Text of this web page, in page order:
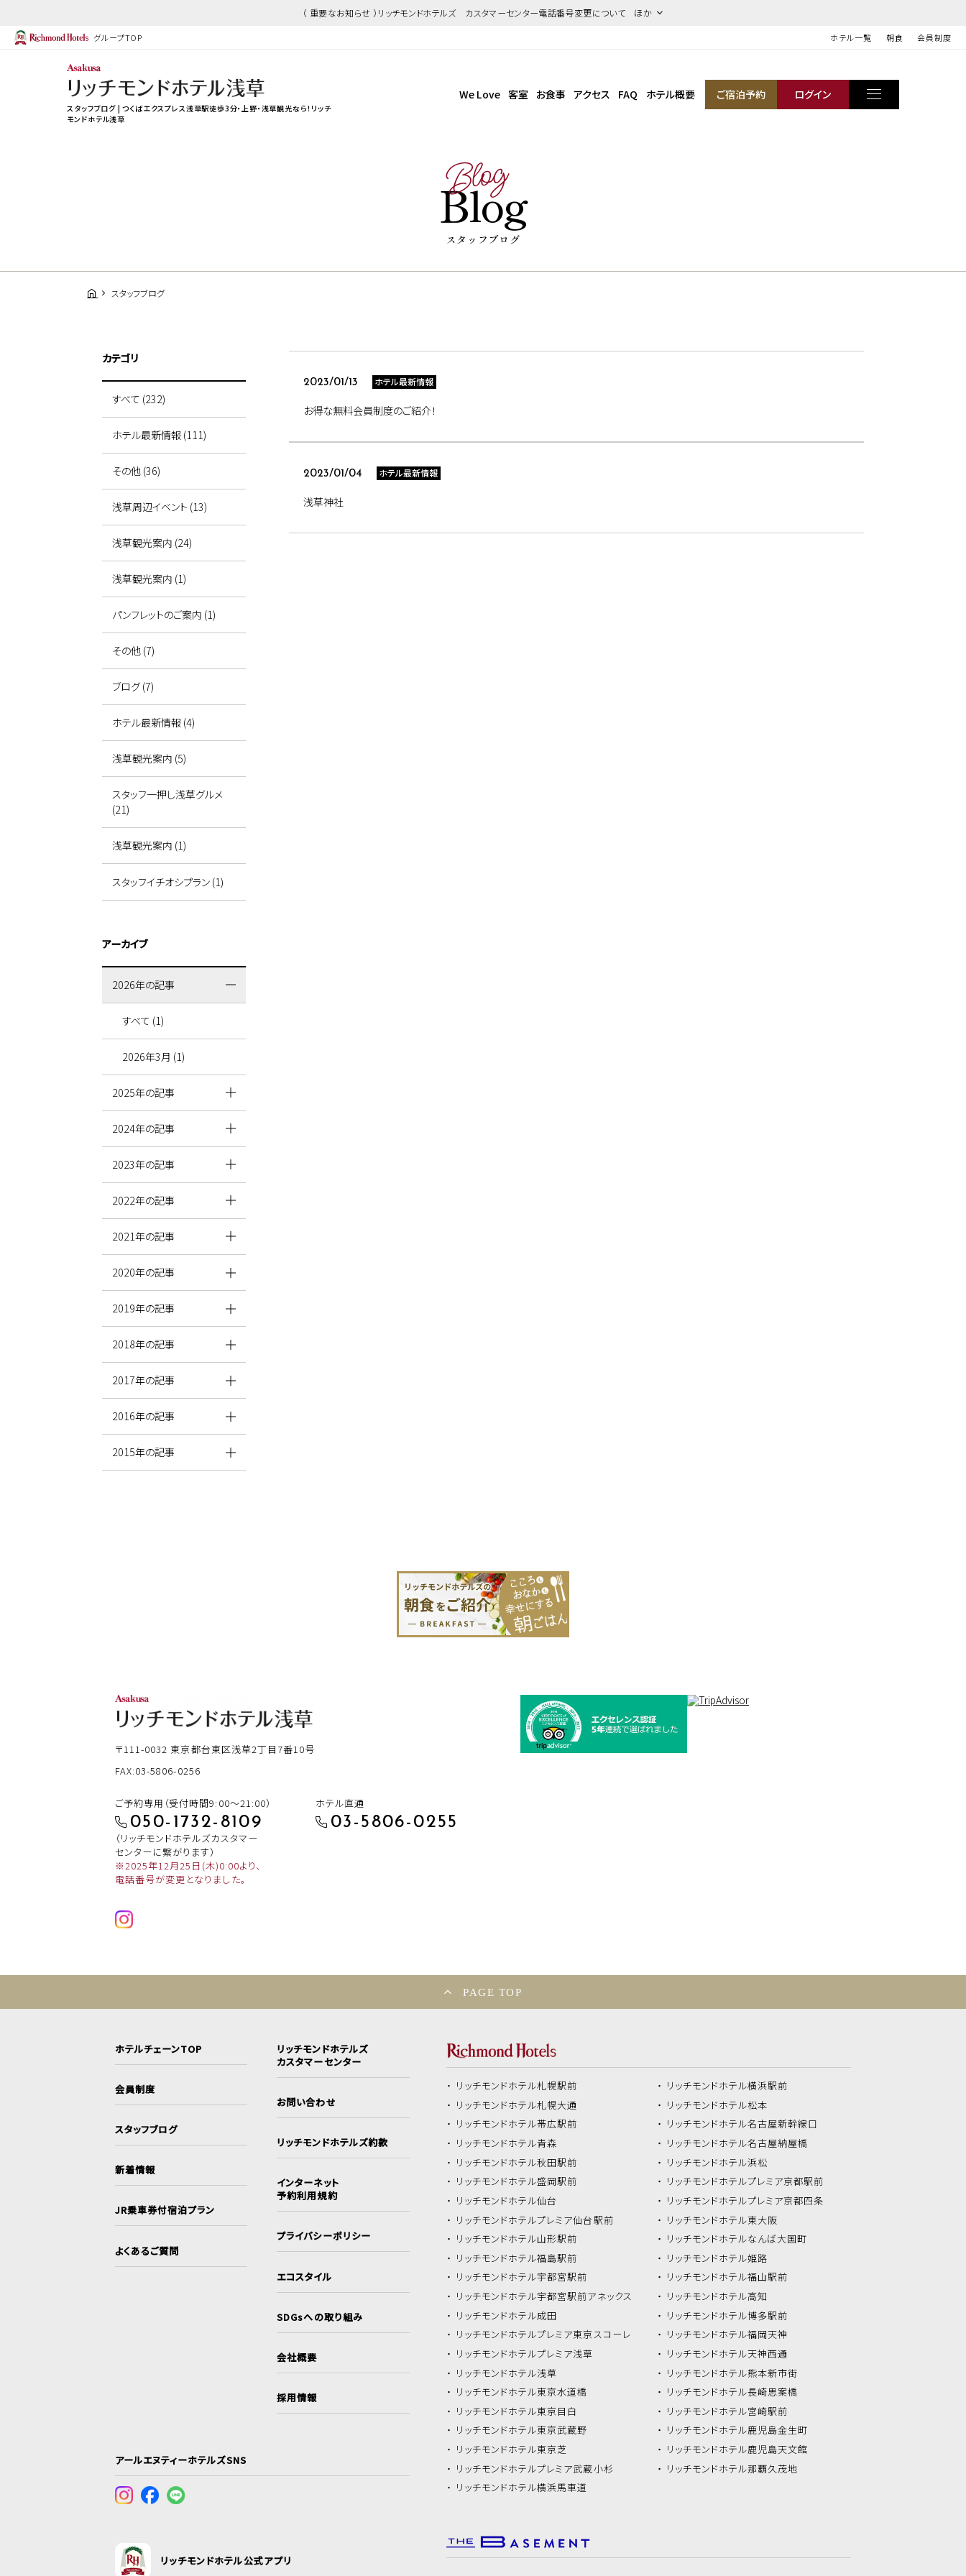
（ 重要なお知らせ ）リッチモンドホテルズ カスタマーセンター電話番号変更について ほか
グループTOP ホテル一覧 朝食 会員制度
スタッフブログ | つくばエクスプレス浅草駅徒歩3分・上野・浅草観光なら！リッチ
モンドホテル浅草
We Love 客室 お食事 アクセス FAQ ホテル概要 ご宿泊予約 ログイン
Blog
Blog
スタッフブログ
スタッフブログ
2023/01/13 ホテル最新情報
お得な無料会員制度のご紹介！
2023/01/04 ホテル最新情報
浅草神社
カテゴリ
すべて (232)
ホテル最新情報 (111)
その他 (36)
浅草周辺イベント (13)
浅草観光案内 (24)
浅草観光案内 (1)
パンフレットのご案内 (1)
その他 (7)
ブログ (7)
ホテル最新情報 (4)
浅草観光案内 (5)
スタッフ一押し浅草グルメ
(21)
浅草観光案内 (1)
スタッフイチオシプラン (1)
アーカイブ
2026年の記事
すべて (1)
2026年3月 (1)
2025年の記事
2024年の記事
2023年の記事
2022年の記事
2021年の記事
2020年の記事
2019年の記事
2018年の記事
2017年の記事
2016年の記事
2015年の記事
〒111-0032東京都台東区浅草2丁目7番10号
FAX:03-5806-0256
ご予約専用（受付時間9:00～21:00）
050-1732-8109
（リッチモンドホテルズカスタマー
センターに繋がります）
※2025年12月25日(木)0:00より、
電話番号が変更となりました。
ホテル直通
03-5806-0255
PAGE TOP
ホテルチェーンTOP
会員制度
スタッフブログ
新着情報
JR乗車券付宿泊プラン
よくあるご質問
リッチモンドホテルズ
カスタマーセンター
お問い合わせ
リッチモンドホテルズ約款
インターネット
予約利用規約
プライバシーポリシー
エコスタイル
SDGsへの取り組み
会社概要
採用情報
アールエヌティーホテルズSNS
リッチモンドホテル公式アプリ
リッチモンドホテル札幌駅前
リッチモンドホテル札幌大通
リッチモンドホテル帯広駅前
リッチモンドホテル青森
リッチモンドホテル秋田駅前
リッチモンドホテル盛岡駅前
リッチモンドホテル仙台
リッチモンドホテルプレミア仙台駅前
リッチモンドホテル山形駅前
リッチモンドホテル福島駅前
リッチモンドホテル宇都宮駅前
リッチモンドホテル宇都宮駅前アネックス
リッチモンドホテル成田
リッチモンドホテルプレミア東京スコーレ
リッチモンドホテルプレミア浅草
リッチモンドホテル浅草
リッチモンドホテル東京水道橋
リッチモンドホテル東京目白
リッチモンドホテル東京武蔵野
リッチモンドホテル東京芝
リッチモンドホテルプレミア武蔵小杉
リッチモンドホテル横浜馬車道
リッチモンドホテル横浜駅前
リッチモンドホテル松本
リッチモンドホテル名古屋新幹線口
リッチモンドホテル名古屋納屋橋
リッチモンドホテル浜松
リッチモンドホテルプレミア京都駅前
リッチモンドホテルプレミア京都四条
リッチモンドホテル東大阪
リッチモンドホテルなんば大国町
リッチモンドホテル姫路
リッチモンドホテル福山駅前
リッチモンドホテル高知
リッチモンドホテル博多駅前
リッチモンドホテル福岡天神
リッチモンドホテル天神西通
リッチモンドホテル熊本新市街
リッチモンドホテル長崎思案橋
リッチモンドホテル宮崎駅前
リッチモンドホテル鹿児島金生町
リッチモンドホテル鹿児島天文館
リッチモンドホテル那覇久茂地